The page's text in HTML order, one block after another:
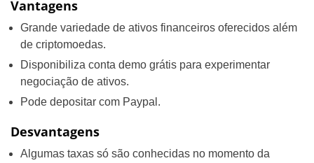
Vantagens
Grande variedade de ativos financeiros oferecidos além
de criptomoedas.
Disponibiliza conta demo grátis para experimentar
negociação de ativos.
Pode depositar com Paypal.
Desvantagens
Algumas taxas só são conhecidas no momento da